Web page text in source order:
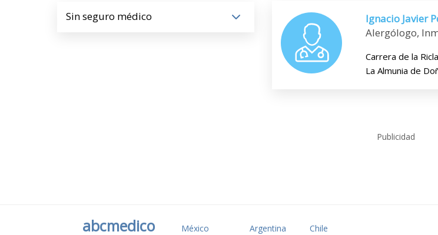
Sin seguro médico
Ignacio Javier
Alergólogo,
Carrera de la
La Almunia de
Publicidad
abcmedico México Argentina Chile